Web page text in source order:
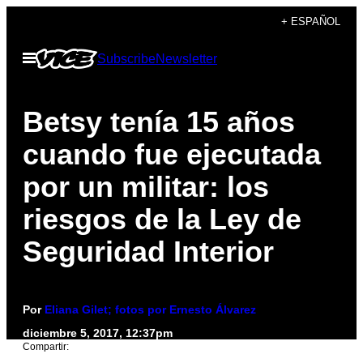
contenido
+ ESPAÑOL
Abrir
Menú
SubscribeNewsletter
Betsy tenía 15 años
cuando fue ejecutada
por un militar: los
riesgos de la Ley de
Seguridad Interior
Por Eliana Gilet; fotos por Ernesto Álvarez
diciembre 5, 2017, 12:37pm
Compartir: